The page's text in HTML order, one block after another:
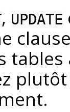
, UPDATE